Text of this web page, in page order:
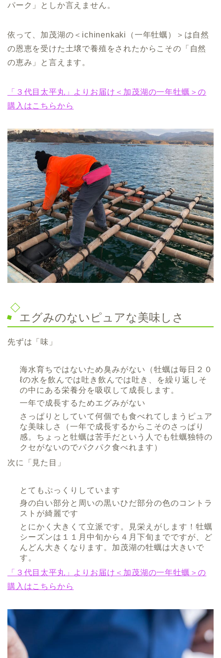
パーク」としか言えません。
依って、加茂湖の＜ichinenkaki（一年牡蠣）＞は自然
の恩恵を受けた土壌で養殖をされたからこその「自然
の恵み」と言えます。
「３代目太平丸」よりお届け＜加茂湖の一年牡蠣＞の
購入はこちらから
エグみのないピュアな美味しさ
先ずは「味」
海水育ちではないため臭みがない（牡蠣は毎日２０
ℓの水を飲んでは吐き飲んでは吐き、を繰り返しそ
の中にある栄養分を吸収して成長します。
一年で成長するためエグみがない
さっぱりとしていて何個でも食べれてしまうピュア
な美味しさ（一年で成長するからこそのさっぱり
感。ちょっと牡蠣は苦手だという人でも牡蠣独特の
クセがないのでパクパク食べれます）
次に「見た目」
とてもぷっくりしています
身の白い部分と周いの黒いひだ部分の色のコントラ
ストが綺麗です
とにかく大きくて立派です。見栄えがします！牡蠣
シーズンは１１月中旬から４月下旬までですが、ど
んどん大きくなります。加茂湖の牡蠣は大きいで
す。
「３代目太平丸」よりお届け＜加茂湖の一年牡蠣＞の
購入はこちらから